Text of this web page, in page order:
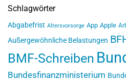
Schlagwörter
Abgabefrist Altersvorsorge App Apple
Außergewöhnliche Belastungen
BMF-Schreiben
Bundesfinanzministerium